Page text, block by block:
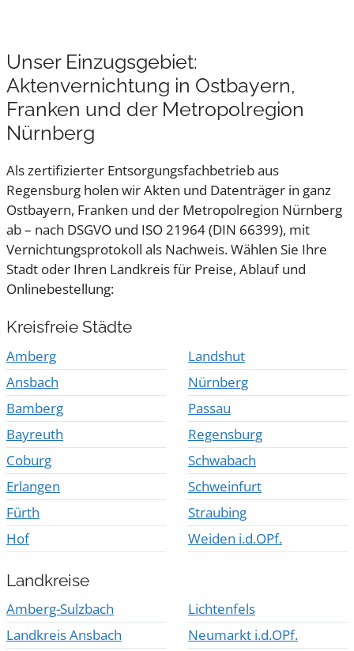
Unser Einzugsgebiet:
Aktenvernichtung in Ostbayern,
Franken und der Metropolregion
Nürnberg
Als zertifizierter Entsorgungsfachbetrieb aus
Regensburg holen wir Akten und Datenträger in ganz
Ostbayern, Franken und der Metropolregion Nürnberg
ab – nach DSGVO und ISO 21964 (DIN 66399), mit
Vernichtungsprotokoll als Nachweis. Wählen Sie Ihre
Stadt oder Ihren Landkreis für Preise, Ablauf und
Onlinebestellung:
Kreisfreie Städte
Amberg
Ansbach
Bamberg
Bayreuth
Coburg
Erlangen
Fürth
Hof
Landshut
Nürnberg
Passau
Regensburg
Schwabach
Schweinfurt
Straubing
Weiden i.d.OPf.
Landkreise
Amberg-Sulzbach
Landkreis Ansbach
Lichtenfels
Neumarkt i.d.OPf.